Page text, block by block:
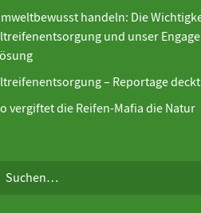
handeln: Die
und unser
– Reportage
vergiftet die Reifen-Mafia die Natur